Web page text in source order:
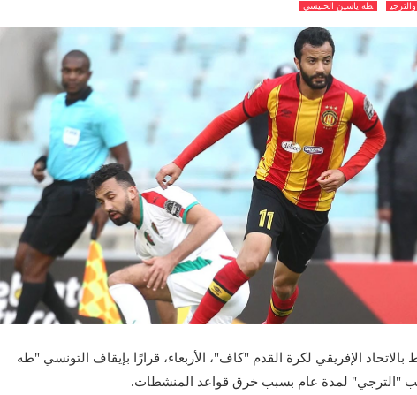
طه ياسين الخنيسي
بالاتحاد الإفريقي لكرة القدم "كاف"، الأربعاء، قرارًا بإيقاف التونسي "طه
"الترجي" لمدة عام بسبب خرق قواعد المنشطات.